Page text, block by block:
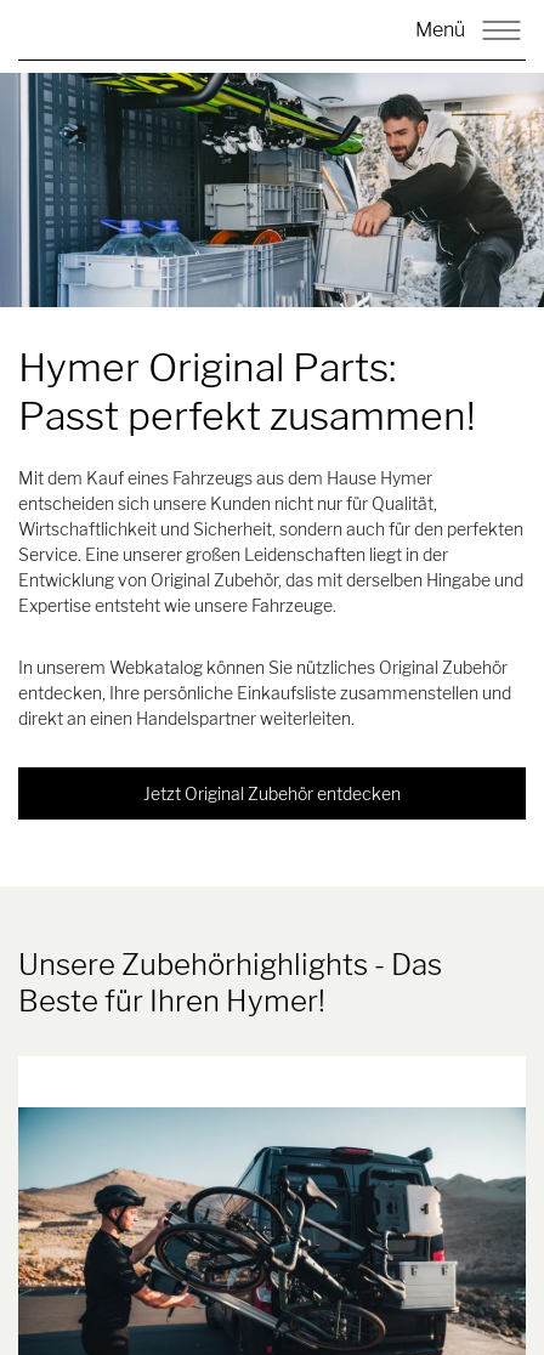
Menü
Hymer Original Parts:
Passt perfekt zusammen!
Mit dem Kauf eines Fahrzeugs aus dem Hause Hymer
entscheiden sich unsere Kunden nicht nur für Qualität,
Wirtschaftlichkeit und Sicherheit, sondern auch für den perfekten
Service. Eine unserer großen Leidenschaften liegt in der
Entwicklung von Original Zubehör, das mit derselben Hingabe und
Expertise entsteht wie unsere Fahrzeuge.
In unserem Webkatalog können Sie nützliches Original Zubehör
entdecken, Ihre persönliche Einkaufsliste zusammenstellen und
direkt an einen Handelspartner weiterleiten.
Jetzt Original Zubehör entdecken
Unsere Zubehörhighlights - Das
Beste für Ihren Hymer!